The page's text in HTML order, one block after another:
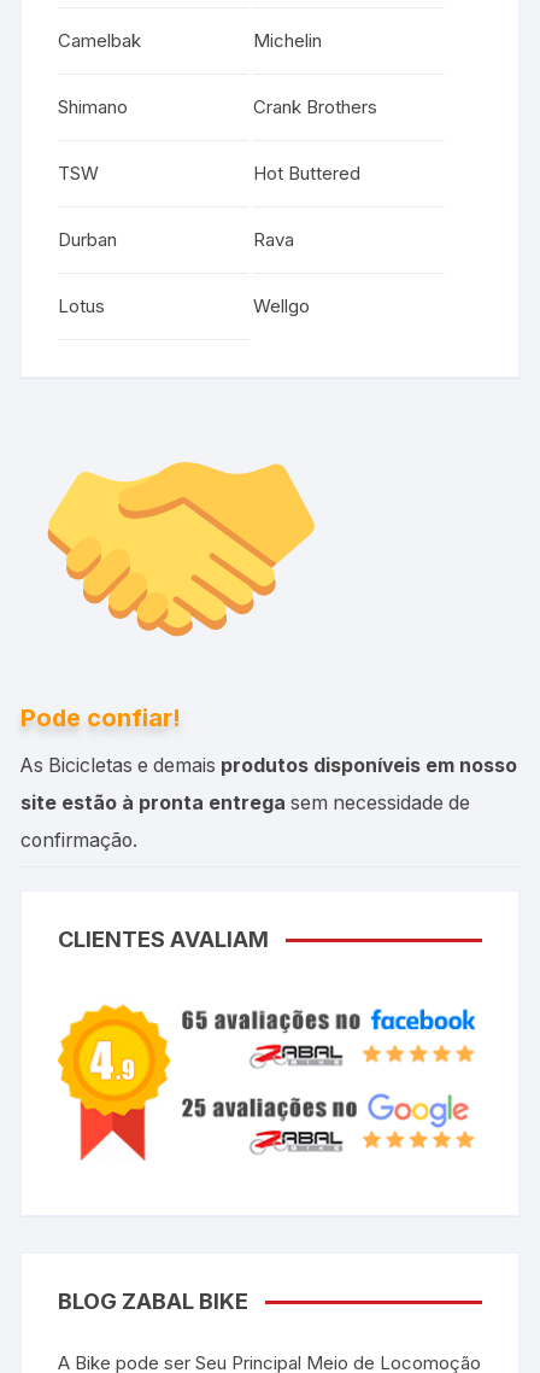
Camelbak Michelin
Shimano Crank Brothers
TSW Hot Buttered
Durban Rava
Lotus Wellgo
Pode confiar!
As Bicicletas e demais produtos disponíveis em nosso
site estão à pronta entrega sem necessidade de
confirmação.
CLIENTES AVALIAM
BLOG ZABAL BIKE
A Bike pode ser Seu Principal Meio de Locomoção